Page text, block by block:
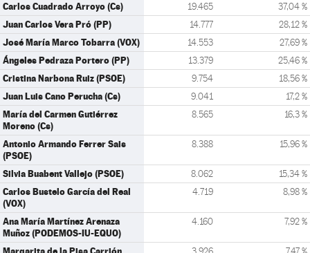
Carlos Cuadrado Arroyo (Cs) 19.465 37,04 %
Juan Carlos Vera Pró (PP) 14.777 28,12 %
José María Marco Tobarra (VOX) 14.553 27,69 %
Ángeles Pedraza Portero (PP) 13.379 25,46 %
Cristina Narbona Ruiz (PSOE) 9.754 18,56 %
Juan Luis Cano Perucha (Cs) 9.041 17,2 %
María del Carmen Gutiérrez
Moreno (Cs)
8.565 16,3 %
Antonio Armando Ferrer Sais
(PSOE)
8.388 15,96 %
Silvia Buabent Vallejo (PSOE) 8.062 15,34 %
Carlos Bustelo García del Real
(VOX)
4.719 8,98 %
Ana María Martínez Arenaza
Muñoz (PODEMOS-IU-EQUO)
4.160 7,92 %